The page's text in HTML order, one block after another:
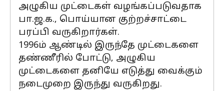
அழுகிய முட்டைகள் வழங்கப்படுவதாக
பா.ஜ.க., பொய்யான குற்றச்சாட்டை
பரப்பி வருகிறார்கள்.
1996ம் ஆண்டில் இருந்தே முட்டைகளை
தண்ணீரில் போட்டு, அழுகிய
முட்டைகளை தனியே எடுத்து வைக்கும்
நடைமுறை இருந்து வருகிறது.